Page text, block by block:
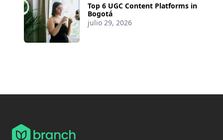
Top 6 UGC Content Platforms in
Bogotá
julio 29, 2026